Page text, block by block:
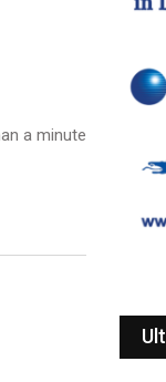
a minute